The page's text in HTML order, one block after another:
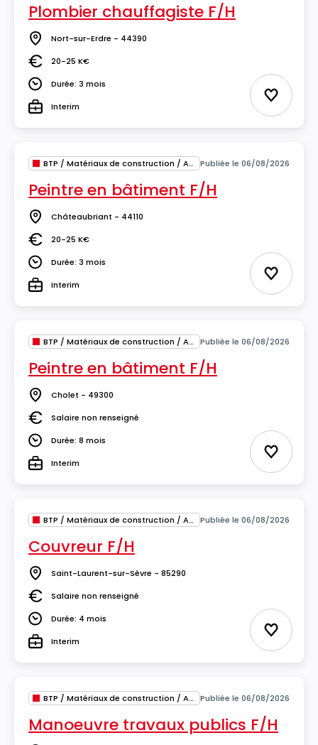
Plombier chauffagiste F/H
Lieu Nort-sur-Erdre - 44390
Salaire20-25 K€
DuréeDurée: 3 mois
TypeInterim Ajouter
BTP / Matériaux de construction / Architecture Publiée le 06/08/2026
Peintre en bâtiment F/H
Lieu Châteaubriant - 44110
Salaire20-25 K€
DuréeDurée: 3 mois
TypeInterim Ajouter
BTP / Matériaux de construction / Architecture Publiée le 06/08/2026
Peintre en bâtiment F/H
Lieu Cholet - 49300
SalaireSalaire non renseigné
DuréeDurée: 8 mois
TypeInterim Ajouter
BTP / Matériaux de construction / Architecture Publiée le 06/08/2026
Couvreur F/H
Lieu Saint-Laurent-sur-Sèvre - 85290
SalaireSalaire non renseigné
DuréeDurée: 4 mois
TypeInterim Ajouter
BTP / Matériaux de construction / Architecture Publiée le 06/08/2026
Manoeuvre travaux publics F/H